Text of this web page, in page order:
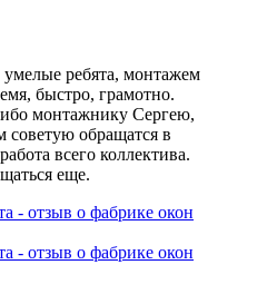
умелые ребята, монтажем
быстро, грамотно.
монтажнику Сергею,
советую обращатся в
всего коллектива.
еще.